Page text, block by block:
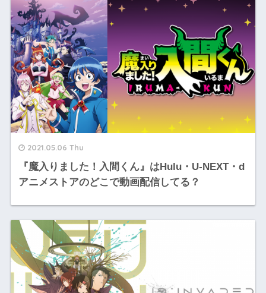
2021.05.06 Thu
『魔入りました！入間くん』はHulu・U-NEXT・d
アニメストアのどこで動画配信してる？